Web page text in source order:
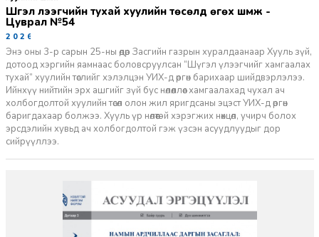
Шүгэл үлээгчийн тухай хуулийн төсөлд өгөх шүүмж -
Цуврал №54
2026-07-27
Энэ оны 3-р сарын 25-ны өдөр Засгийн газрын хуралдаанаар Хууль зүй,
дотоод хэргийн яамнаас боловсруулсан “Шүгэл үлээгчийг хамгаалах
тухай” хуулийн төслийг хэлэлцэн УИХ-д өргөн барихаар шийдвэрлэлээ.
Ийнхүү нийтийн эрх ашгийг зүй бус нөлөөллөөс хамгаалахад чухал ач
холбогдолтой хуулийн төсөл олон жил яригдсаны эцэст УИХ-д өргөн
баригдахаар болжээ. Хууль үр нөлөөтэй хэрэгжих нөхцөл, учирч болох
эрсдэлийн хувьд ач холбогдолтой гэж үзсэн асуудлуудыг дор
сийрүүллээ.